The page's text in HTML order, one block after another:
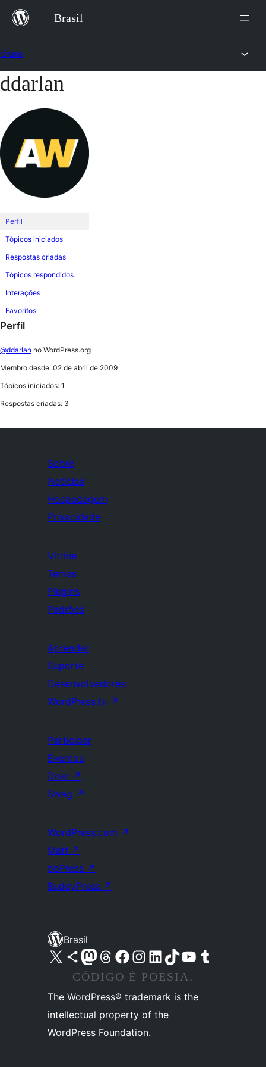
para
Brasil
Pular
conteúdo
ddarlan
Perfil
Tópicos iniciados
Respostas criadas
Tópicos respondidos
Interações
Favoritos
Perfil
@ddarlan no WordPress.org
Membro desde: 02 de abril de 2009
Tópicos iniciados: 1
Respostas criadas: 3
Sobre
Notícias
Hospedagem
Privacidade
Vitrine
Temas
Plugins
Padrões
Aprender
Suporte
Desenvolvedores
WordPress.tv ↗
Participar
Eventos
Doar ↗
Swag ↗
WordPress.com ↗
Matt ↗
bbPress ↗
BuddyPress ↗
Brasil
Acessar nossa conta do X (antigo Twitter)
Acessar nossa conta do Bluesky
Acessar nossa conta do Mastodon
Acessar nossa conta do Threads
Acessar nossa página do Facebook
Acessar nossa conta do Instagram
Acessar nossa conta do LinkedIn
Acessar nossa conta do TikTok
Acessar nosso canal do YouTube
Acessar nossa conta no Tumblr
CÓDIGO É POESIA.
The WordPress® trademark is the
intellectual property of the
WordPress Foundation.